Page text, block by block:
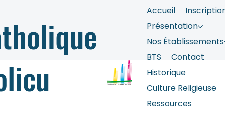
Accueil
Présentation
Nos Établissements
BTS
Contact
Historique
Culture Religieuse
Ressources